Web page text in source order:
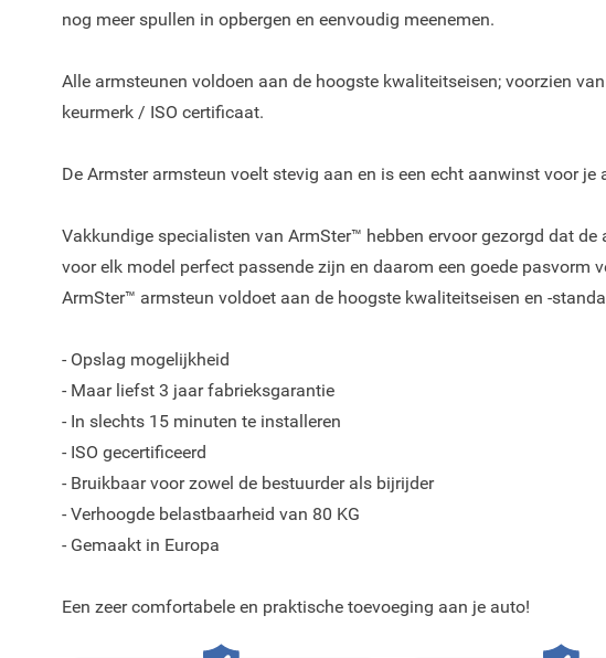
nog meer spullen in opbergen en eenvoudig meenemen.
Alle armsteunen voldoen aan de hoogste kwaliteitseisen; voorzien
keurmerk / ISO certificaat.
De Armster armsteun voelt stevig aan en is een echt aanwinst voor je
Vakkundige specialisten van ArmSter™ hebben ervoor gezorgd dat de
voor elk model perfect passende zijn en daarom een goede pasvorm
ArmSter™ armsteun voldoet aan de hoogste kwaliteitseisen en -
- Opslag mogelijkheid
- Maar liefst 3 jaar fabrieksgarantie
- In slechts 15 minuten te installeren
- ISO gecertificeerd
- Bruikbaar voor zowel de bestuurder als bijrijder
- Verhoogde belastbaarheid van 80 KG
- Gemaakt in Europa
Een zeer comfortabele en praktische toevoeging aan je auto!